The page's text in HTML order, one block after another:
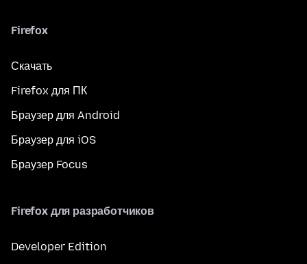
Firefox
Скачать
Firefox для ПК
Браузер для Android
Браузер для iOS
Браузер Focus
Firefox для разработчиков
Developer Edition